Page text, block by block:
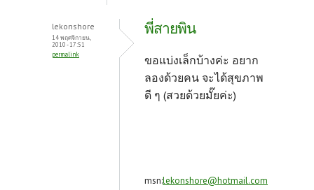
lekonshore
14 พฤศจิกายน,
2010 - 17:51
permalink
พี่สายพิน
ขอแบ่งเล็กบ้างค่ะ อยาก
ลองด้วยคน จะได้สุขภาพ
ดี ๆ (สวยด้วยมั๊ยค่ะ)
msn:lekonshore@hotmail.com